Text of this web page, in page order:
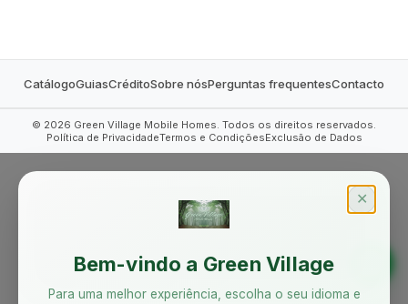
CatálogoGuiasCréditoSobre nósPerguntas frequentesContacto
© 2026 Green Village Mobile Homes. Todos os direitos reservados.
Política de PrivacidadeTermos e CondiçõesExclusão de Dados
✕
Bem-vindo a Green Village
Para uma melhor experiência, escolha o seu idioma e